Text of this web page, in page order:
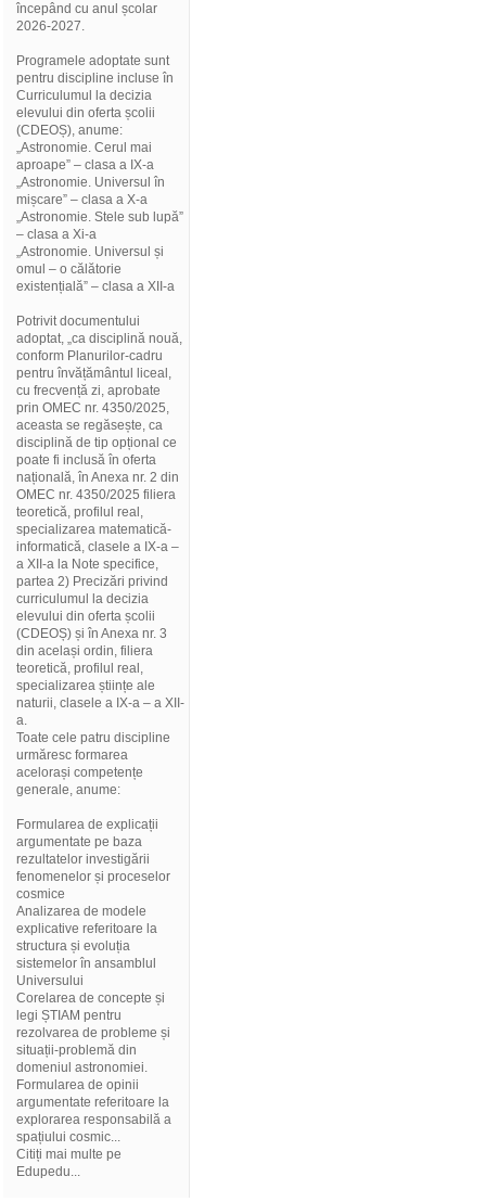
începând cu anul școlar
2026-2027.
Programele adoptate sunt
pentru discipline incluse în
Curriculumul la decizia
elevului din oferta școlii
(CDEOȘ), anume:
„Astronomie. Cerul mai
aproape” – clasa a IX-a
„Astronomie. Universul în
mișcare” – clasa a X-a
„Astronomie. Stele sub lupă”
– clasa a Xi-a
„Astronomie. Universul și
omul – o călătorie
existențială” – clasa a XII-a
Potrivit documentului
adoptat, „ca disciplină nouă,
conform Planurilor-cadru
pentru învățământul liceal,
cu frecvență zi, aprobate
prin OMEC nr. 4350/2025,
aceasta se regăsește, ca
disciplină de tip opțional ce
poate fi inclusă în oferta
națională, în Anexa nr. 2 din
OMEC nr. 4350/2025 filiera
teoretică, profilul real,
specializarea matematică-
informatică, clasele a IX-a –
a XII-a la Note specifice,
partea 2) Precizări privind
curriculumul la decizia
elevului din oferta școlii
(CDEOȘ) și în Anexa nr. 3
din același ordin, filiera
teoretică, profilul real,
specializarea științe ale
naturii, clasele a IX-a – a XII-
a.
Toate cele patru discipline
urmăresc formarea
acelorași competențe
generale, anume:
Formularea de explicații
argumentate pe baza
rezultatelor investigării
fenomenelor și proceselor
cosmice
Analizarea de modele
explicative referitoare la
structura și evoluția
sistemelor în ansamblul
Universului
Corelarea de concepte și
legi ȘTIAM pentru
rezolvarea de probleme și
situații-problemă din
domeniul astronomiei.
Formularea de opinii
argumentate referitoare la
explorarea responsabilă a
spațiului cosmic...
Citiți mai multe pe
Edupedu...